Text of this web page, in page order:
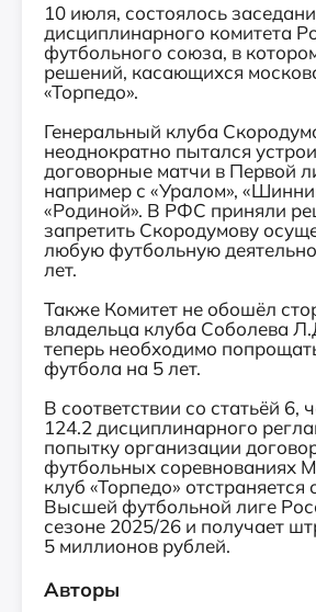
10 июля, состоялось
дисциплинарного комитета
футбольного союза, в
решений, касающихся
«Торпедо».
Генеральный клуба
неоднократно пытался
договорные матчи в Первой
например с «Уралом»,
«Родиной». В РФС приняли
запретить Скородумову
любую футбольную
лет.
Также Комитет не обошёл
владельца клуба Соболева
теперь необходимо
футбола на 5 лет.
В соответствии со статьёй 6,
124.2 дисциплинарного
попытку организации
футбольных соревнованиях
клуб «Торпедо» отстраняется
Высшей футбольной лиге
сезоне 2025/26 и получает
5 миллионов рублей.
Авторы